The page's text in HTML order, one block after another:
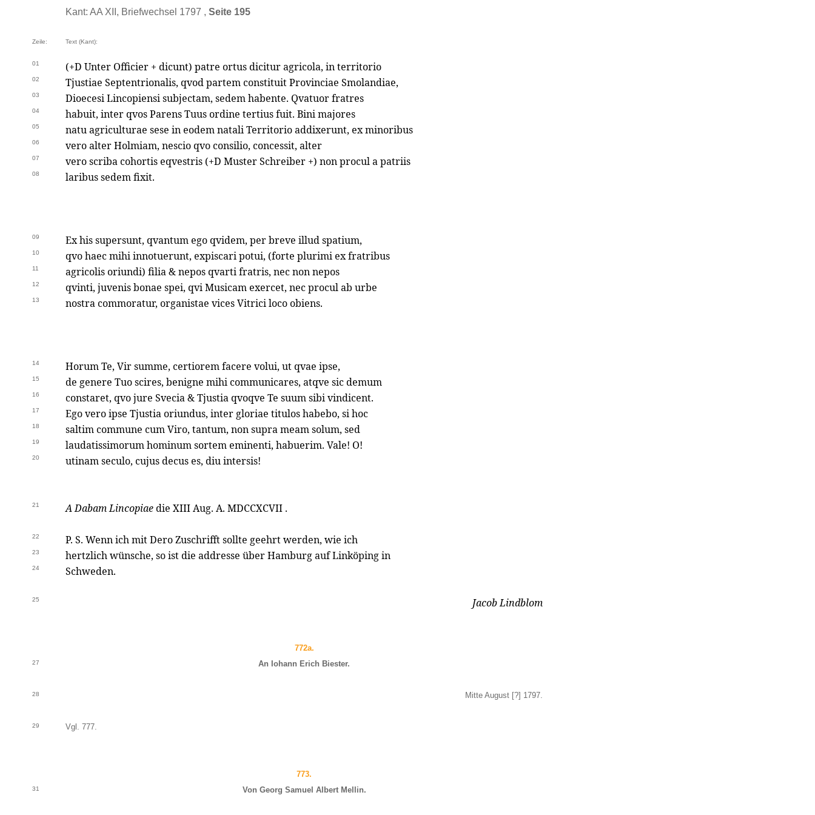
Kant: AA XII, Briefwechsel 1797 , Seite 195
Zeile: Text (Kant):
01 (+D Unter Officier + dicunt) patre ortus dicitur agricola, in territorio
02 Tjustiae Septentrionalis, qvod partem constituit Provinciae Smolandiae,
03 Dioecesi Lincopiensi subjectam, sedem habente. Qvatuor fratres
04 habuit, inter qvos Parens Tuus ordine tertius fuit. Bini majores
05 natu agriculturae sese in eodem natali Territorio addixerunt, ex minoribus
06 vero alter Holmiam, nescio qvo consilio, concessit, alter
07 vero scriba cohortis eqvestris (+D Muster Schreiber +) non procul a patriis
08 laribus sedem fixit.
09 Ex his supersunt, qvantum ego qvidem, per breve illud spatium,
10 qvo haec mihi innotuerunt, expiscari potui, (forte plurimi ex fratribus
11 agricolis oriundi) filia & nepos qvarti fratris, nec non nepos
12 qvinti, juvenis bonae spei, qvi Musicam exercet, nec procul ab urbe
13 nostra commoratur, organistae vices Vitrici loco obiens.
14 Horum Te, Vir summe, certiorem facere volui, ut qvae ipse,
15 de genere Tuo scires, benigne mihi communicares, atqve sic demum
16 constaret, qvo jure Svecia & Tjustia qvoqve Te suum sibi vindicent.
17 Ego vero ipse Tjustia oriundus, inter gloriae titulos habebo, si hoc
18 saltim commune cum Viro, tantum, non supra meam solum, sed
19 laudatissimorum hominum sortem eminenti, habuerim. Vale! O!
20 utinam seculo, cujus decus es, diu intersis!
21 A Dabam Lincopiaedie XIII Aug. A. MDCCXCVII .
22 P. S. Wenn ich mit Dero Zuschrifft sollte geehrt werden, wie ich
23 hertzlich wünsche, so ist die addresse über Hamburg auf Linköping in
24 Schweden.
25 Jacob Lindblom
772a.
27 An Iohann Erich Biester.
28 Mitte August [?] 1797.
29 Vgl. 777.
773.
31 Von Georg Samuel Albert Mellin.